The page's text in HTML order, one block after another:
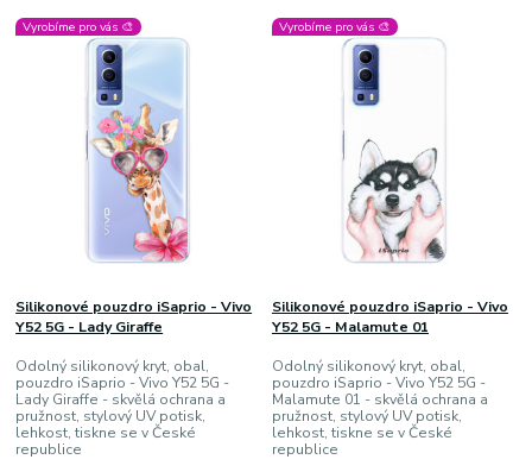
Vyrobíme pro vás 🎨
Silikonové pouzdro iSaprio - Vivo
Y52 5G - Lady Giraffe
Odolný silikonový kryt, obal,
pouzdro iSaprio - Vivo Y52 5G -
Lady Giraffe - skvělá ochrana a
pružnost, stylový UV potisk,
lehkost, tiskne se v České
republice
Vyrobíme pro vás 🎨
Silikonové pouzdro iSaprio - Vivo
Y52 5G - Malamute 01
Odolný silikonový kryt, obal,
pouzdro iSaprio - Vivo Y52 5G -
Malamute 01 - skvělá ochrana a
pružnost, stylový UV potisk,
lehkost, tiskne se v České
republice